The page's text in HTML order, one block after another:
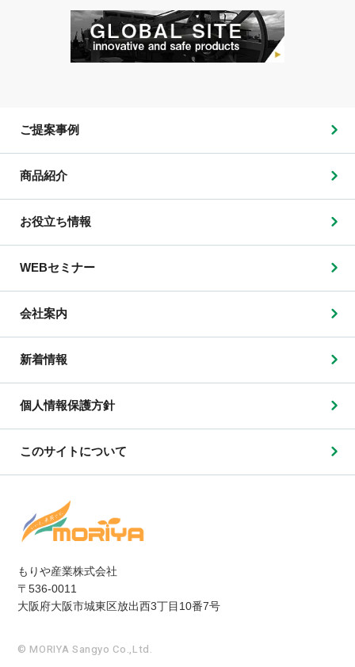
もりや産業株式会社
〒536-0011
大阪府大阪市城東区放出西3丁目10番7号
ご提案事例
商品紹介
お役立ち情報
WEBセミナー
会社案内
新着情報
個人情報保護方針
このサイトについて
© MORIYA Sangyo Co.,Ltd.